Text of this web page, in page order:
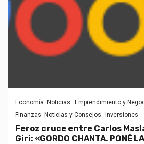
Economía: Noticias
Emprendimiento y
Finanzas: Noticias y Consejos
Inversiones
Feroz cruce entre Carlos
Giri: «GORDO CHANTA. PONÉ